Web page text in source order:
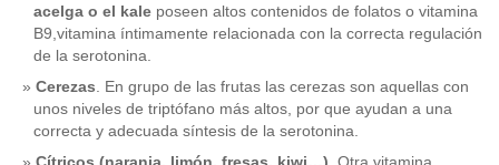
acelga o el kale poseen altos contenidos de folatos o vitamina
B9,vitamina íntimamente relacionada con la correcta regulación
de la serotonina.
Cerezas. En grupo de las frutas las cerezas son aquellas con
unos niveles de triptófano más altos, por que ayudan a una
correcta y adecuada síntesis de la serotonina.